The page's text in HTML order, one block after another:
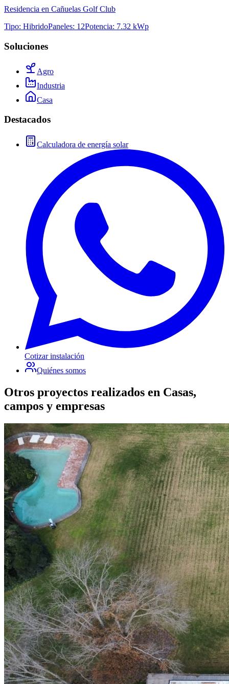
Residencia en Cañuelas Golf Club
Tipo: HibridoPaneles: 12Potencia: 7.32 kWp
Soluciones
Agro
Industria
Casa
Destacados
Calculadora de energía solar
Cotizar instalación
Quiénes somos
Otros proyectos realizados en Casas,
campos y empresas